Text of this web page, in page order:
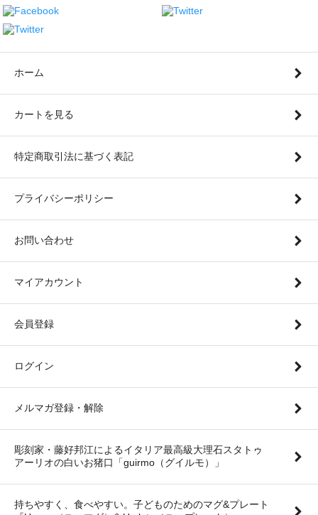
ホーム
カートを見る
特定商取引法に基づく表記
プライバシーポリシー
お問い合わせ
マイアカウント
会員登録
ログイン
メルマガ登録・解除
彫刻家・藤好邦江によるイタリア最高級大理石スタトゥ
アーリオの白いお猪口「guirmo（グイルモ）」
持ちやすく、食べやすい。子どものためのマグ&プレート